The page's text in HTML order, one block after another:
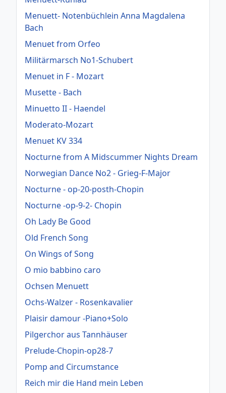
Menuett- Notenbüchlein Anna Magdalena
Bach
Menuet from Orfeo
Militärmarsch No1-Schubert
Menuet in F - Mozart
Musette - Bach
Minuetto II - Haendel
Moderato-Mozart
Menuet KV 334
Nocturne from A Midscummer Nights Dream
Norwegian Dance No2 - Grieg-F-Major
Nocturne - op-20-posth-Chopin
Nocturne -op-9-2- Chopin
Oh Lady Be Good
Old French Song
On Wings of Song
O mio babbino caro
Ochsen Menuett
Ochs-Walzer - Rosenkavalier
Plaisir damour -Piano+Solo
Pilgerchor aus Tannhäuser
Prelude-Chopin-op28-7
Pomp and Circumstance
Reich mir die Hand mein Leben